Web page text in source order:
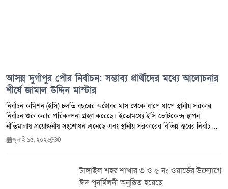
আসন্ন দুর্গাপুর পৌর নির্বাচন: সম্ভাব্য প্রার্থীদের মধ্যে আলোচনার
শীর্ষে জামাল উদ্দিন মাস্টার
নির্বাচন কমিশন (ইসি) চলতি বছরের অক্টোবর মাস থেকে ধাপে ধাপে স্থানীয় সরকার
নির্বাচন শুরু করার পরিকল্পনা গ্রহণ করেছে। ইতোমধ্যে ইসি ভোটকেন্দ্র স্থাপন
নীতিমালায় প্রয়োজনীয় সংশোধন এনেছে এবং স্থানীয় সরকারের বিভিন্ন স্তরের নির্বাচনের
জন্য পৃথক রোডম্যাপ প্রস্তুত করছে। আগস্টের দ্বিতীয়ার্ধে তফসিল ঘোষণা করে
অক্টোবরের প্রথমার্ধে ইউনিয়ন পরিষদ (ইউপি) নির্বাচন আয়োজনের পরিকল্পনা নিয়ে
সিটি করপোরেশন নির্বাচন করার চিন্তা রয়েছে। নির্বাচন কমিশনও সেভাবেই প্রস্তুতি
জুলাই ১৫, ২০২৬ 0
টাঙ্গাইল শহর শাখার ৩ ও ৫ নং ওয়ার্ডের উদ্যোগে
ঈদ পুনর্মিলনী অনুষ্ঠিত হয়েছে